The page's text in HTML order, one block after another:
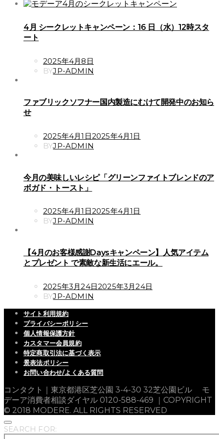
4月 シークレットキャンペーン：16 日（水）12時スタ
ート
POSTED
ON
2025年4月8日
BYJP-ADMIN
ファブリックソフナー国内製造にむけて開発中のお知ら
せ
POSTED
ON
2025年4月1日2025年4月1日
BYJP-ADMIN
今月の美味しいレシピ「グリーンファイトブレンドのア
ボガド・トースト」
POSTED
ON
2025年4月1日2025年4月1日
BYJP-ADMIN
【4月のお客様感謝Daysキャンペーン】人気アイテム
とプレゼント で素敵な新生活にエール。
POSTED
ON
2025年3月24日2025年3月24日
BYJP-ADMIN
サイト利用規約
プライバシーポリシー
個人情報保護方針
カスタマー会員規約
特定商取引法に基づく表示
景表法ポリシー
お問い合わせ/よくある質問
コンタクト｜東京都港区芝公園 3-4-30 32芝公園ビル モ
デーア消費者相談ダイヤル 0120-588-469 ｜COPYRIGHT
© 2018 MODERE. ALL RIGHTS RESERVED
SEARCH FOR: